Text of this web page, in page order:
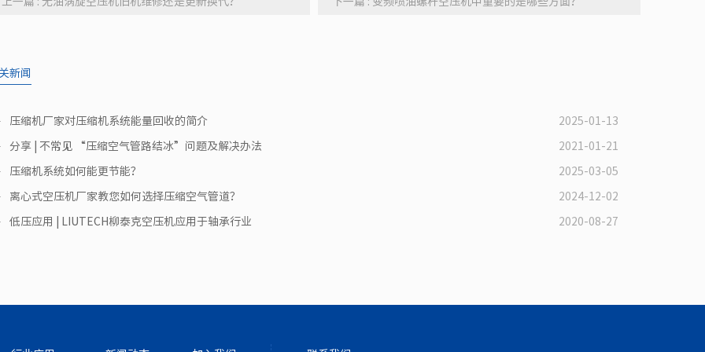
新闻
压缩机厂家对压缩机系统能量回收的简介 2025-01-13
分享 | 不常见 “压缩空气管路结冰”问题及解决办法 2021-01-21
压缩机系统如何能更节能？ 2025-03-05
离心式空压机厂家教您如何选择压缩空气管道？ 2024-12-02
低压应用 | LIUTECH柳泰克空压机应用于轴承行业 2020-08-27